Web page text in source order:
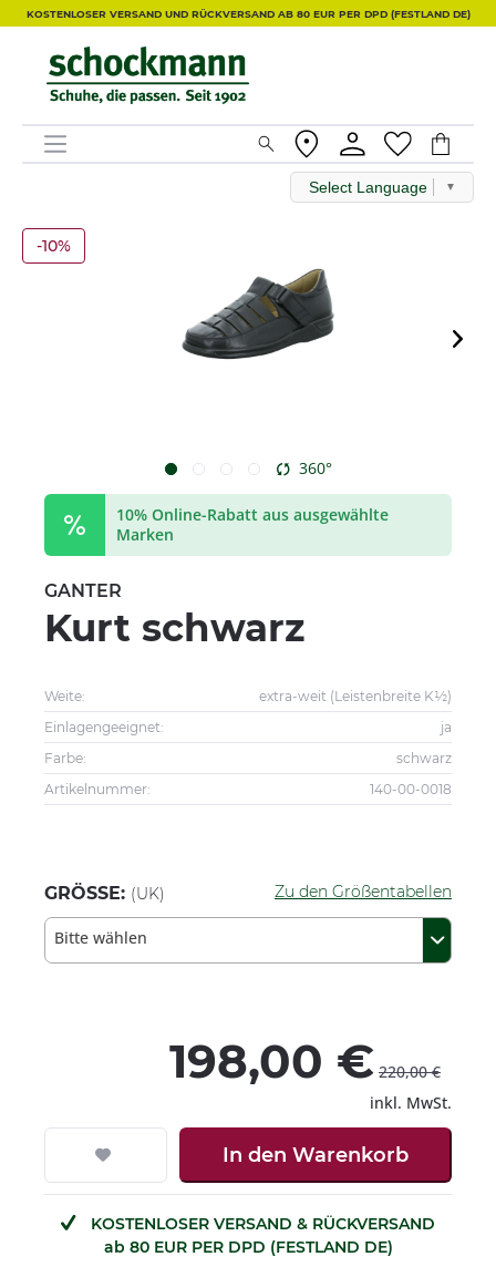
KOSTENLOSER VERSAND UND RÜCKVERSAND AB 80 EUR PER DPD (FESTLAND DE)
Select Language ▼
-10%
360°
10% Online-Rabatt aus ausgewählte
Marken
GANTER
Kurt schwarz
Weite:
extra-weit (Leistenbreite K½)
Einlagengeeignet:
ja
Farbe:
schwarz
Artikelnummer:
140-00-0018
GRÖSSE: (UK) Zu den Größentabellen
Bitte wählen
198,00 € 220,00 €
inkl. MwSt.
In den Warenkorb
KOSTENLOSER VERSAND & RÜCKVERSAND
ab 80 EUR PER DPD (FESTLAND DE)